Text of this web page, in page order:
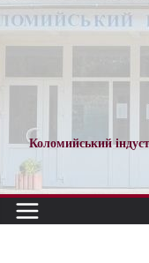
Перейти
до
Коломийський